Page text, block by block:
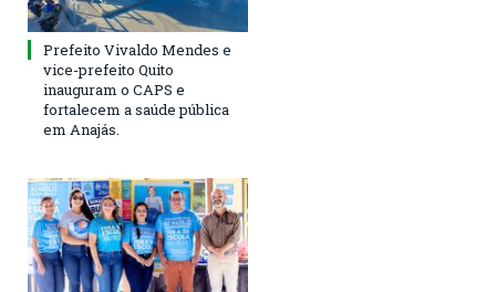
Prefeito Vivaldo Mendes e
vice-prefeito Quito
inauguram o CAPS e
fortalecem a saúde pública
em Anajás.